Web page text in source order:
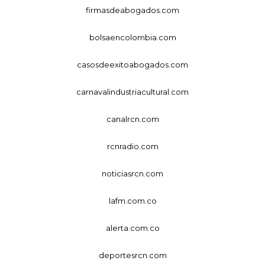
firmasdeabogados.com
bolsaencolombia.com
casosdeexitoabogados.com
carnavalindustriacultural.com
canalrcn.com
rcnradio.com
noticiasrcn.com
lafm.com.co
alerta.com.co
deportesrcn.com